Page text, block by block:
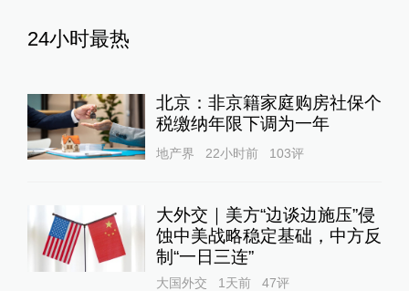
24小时最热
北京：非京籍家庭购房社保个
税缴纳年限下调为一年
地产界 22小时前 103评
大外交｜美方“边谈边施压”侵
蚀中美战略稳定基础，中方反
制“一日三连”
大国外交 1天前 47评